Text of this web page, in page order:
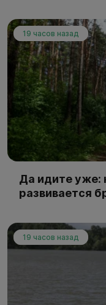
19 часов назад
Да идите уже:
развивается
19 часов назад